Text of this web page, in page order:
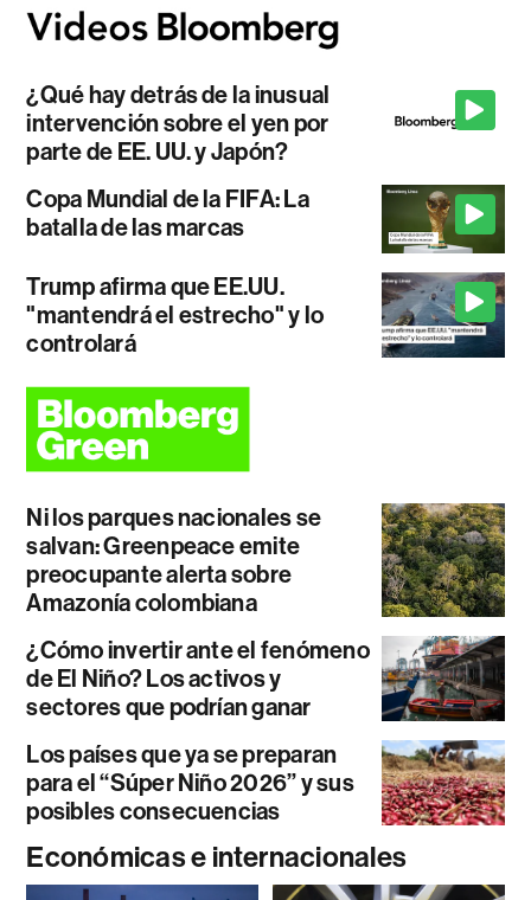
¿Qué hay detrás de la inusual
intervención sobre el yen por
parte de EE. UU. y Japón?
Copa Mundial de la FIFA: La
batalla de las marcas
Trump afirma que EE.UU.
"mantendrá el estrecho" y lo
controlará
Ni los parques nacionales se
salvan: Greenpeace emite
preocupante alerta sobre
Amazonía colombiana
¿Cómo invertir ante el fenómeno
de El Niño? Los activos y
sectores que podrían ganar
Los países que ya se preparan
para el “Súper Niño 2026” y sus
posibles consecuencias
Económicas e internacionales